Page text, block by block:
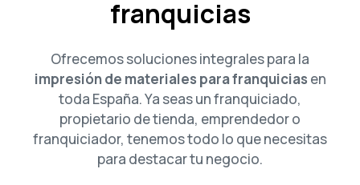
franquicias
Ofrecemos soluciones integrales para la
impresión de materiales para franquicias en
toda España. Ya seas un franquiciado,
propietario de tienda, emprendedor o
franquiciador, tenemos todo lo que necesitas
para destacar tu negocio.